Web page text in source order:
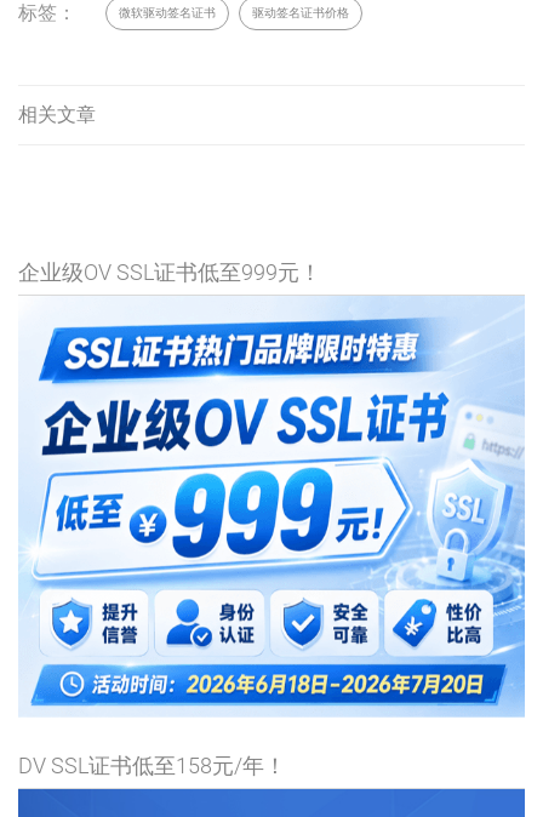
标签： 微软驱动签名证书 驱动签名证书价格
相关文章
企业级OV SSL证书低至999元！
DV SSL证书低至158元/年！